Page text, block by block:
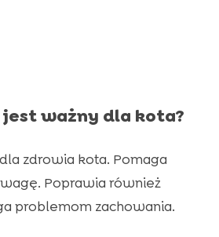
ważny dla kota?
zdrowia kota. Pomaga
Poprawia również
problemom zachowania.